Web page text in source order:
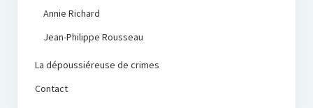
Annie Richard
Jean-Philippe Rousseau
La dépoussiéreuse de crimes
Contact